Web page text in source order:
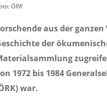
ÖRK
aus der
der
1972 bis 1984
war.